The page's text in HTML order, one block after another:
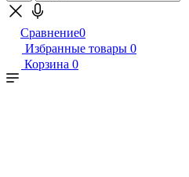
Сравнение0
Избранные товары 0
Корзина 0